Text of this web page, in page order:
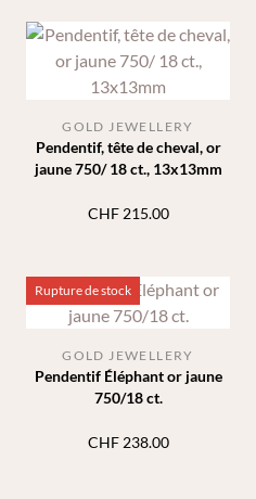
Pendentif, tête de cheval, or
jaune 750/ 18 ct., 13x13mm
GOLD JEWELLERY
CHF215.00
Rupture de stock
Pendentif Éléphant or jaune
750/18 ct.
GOLD JEWELLERY
CHF238.00